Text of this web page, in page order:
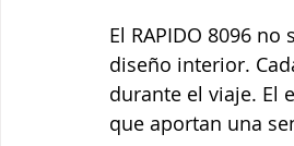
El RAPIDO 8096
diseño interior.
durante el viaje. El
que aportan una